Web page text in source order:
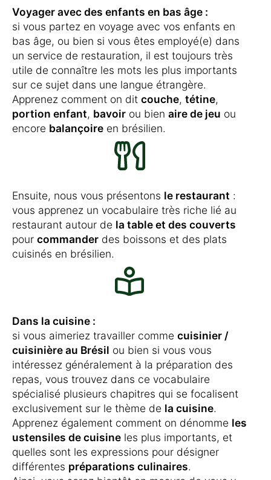
Voyager avec des enfants en bas âge :
si vous partez en voyage avec vos enfants en
bas âge, ou bien si vous êtes employé(e) dans
un service de restauration, il est toujours très
utile de connaître les mots les plus importants
sur ce sujet dans une langue étrangère.
Apprenez comment on dit couche, tétine,
portion enfant, bavoir ou bien aire de jeu ou
encore balançoire en brésilien.
Ensuite, nous vous présentons le restaurant :
vous apprenez un vocabulaire très riche lié au
restaurant autour de la table et des couverts
pour commander des boissons et des plats
cuisinés en brésilien.
Dans la cuisine :
si vous aimeriez travailler comme cuisinier /
cuisinière au Brésil ou bien si vous vous
intéressez généralement à la préparation des
repas, vous trouvez dans ce vocabulaire
spécialisé plusieurs chapitres qui se focalisent
exclusivement sur le thème de la cuisine.
Apprenez également comment on dénomme les
ustensiles de cuisine les plus importants, et
quelles sont les expressions pour désigner
différentes préparations culinaires.